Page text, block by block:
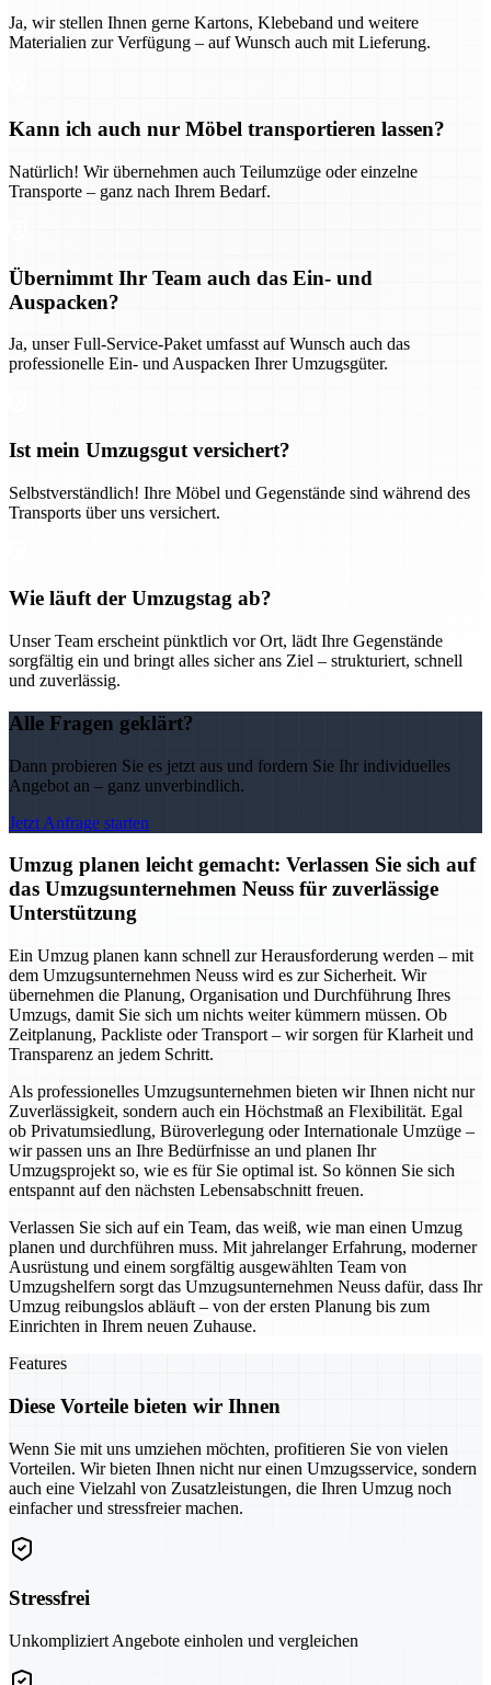
Ja, wir stellen Ihnen gerne Kartons, Klebeband und weitere
Materialien zur Verfügung – auf Wunsch auch mit Lieferung.
Kann ich auch nur Möbel transportieren lassen?
Natürlich! Wir übernehmen auch Teilumzüge oder einzelne
Transporte – ganz nach Ihrem Bedarf.
Übernimmt Ihr Team auch das Ein- und
Auspacken?
Ja, unser Full-Service-Paket umfasst auf Wunsch auch das
professionelle Ein- und Auspacken Ihrer Umzugsgüter.
Ist mein Umzugsgut versichert?
Selbstverständlich! Ihre Möbel und Gegenstände sind während des
Transports über uns versichert.
Wie läuft der Umzugstag ab?
Unser Team erscheint pünktlich vor Ort, lädt Ihre Gegenstände
sorgfältig ein und bringt alles sicher ans Ziel – strukturiert, schnell
und zuverlässig.
Alle Fragen geklärt?
Dann probieren Sie es jetzt aus und fordern Sie Ihr individuelles
Angebot an – ganz unverbindlich.
Jetzt Anfrage starten
Umzug planen leicht gemacht: Verlassen Sie sich auf
das Umzugsunternehmen Neuss für zuverlässige
Unterstützung
Ein Umzug planen kann schnell zur Herausforderung werden – mit
dem Umzugsunternehmen Neuss wird es zur Sicherheit. Wir
übernehmen die Planung, Organisation und Durchführung Ihres
Umzugs, damit Sie sich um nichts weiter kümmern müssen. Ob
Zeitplanung, Packliste oder Transport – wir sorgen für Klarheit und
Transparenz an jedem Schritt.
Als professionelles Umzugsunternehmen bieten wir Ihnen nicht nur
Zuverlässigkeit, sondern auch ein Höchstmaß an Flexibilität. Egal
ob Privatumsiedlung, Büroverlegung oder Internationale Umzüge –
wir passen uns an Ihre Bedürfnisse an und planen Ihr
Umzugsprojekt so, wie es für Sie optimal ist. So können Sie sich
entspannt auf den nächsten Lebensabschnitt freuen.
Verlassen Sie sich auf ein Team, das weiß, wie man einen Umzug
planen und durchführen muss. Mit jahrelanger Erfahrung, moderner
Ausrüstung und einem sorgfältig ausgewählten Team von
Umzugshelfern sorgt das Umzugsunternehmen Neuss dafür, dass Ihr
Umzug reibungslos abläuft – von der ersten Planung bis zum
Einrichten in Ihrem neuen Zuhause.
Features
Diese Vorteile bieten wir Ihnen
Wenn Sie mit uns umziehen möchten, profitieren Sie von vielen
Vorteilen. Wir bieten Ihnen nicht nur einen Umzugsservice, sondern
auch eine Vielzahl von Zusatzleistungen, die Ihren Umzug noch
einfacher und stressfreier machen.
Stressfrei
Unkompliziert Angebote einholen und vergleichen